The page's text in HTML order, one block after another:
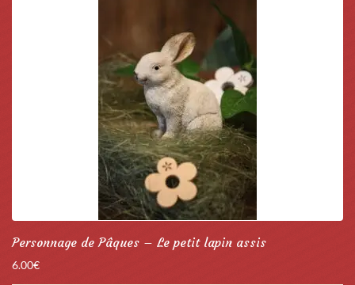
Personnage de Pâques – Le petit lapin assis
6.00€